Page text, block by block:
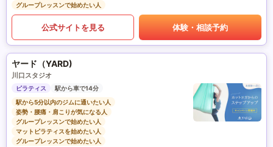
グループレッスンで始めたい人
公式サイトを見る 体験・相談予約
ヤード（YARD)
川口スタジオ
ピラティス
駅から車で14分
駅から5分以内のジムに通いたい人
姿勢・腰痛・肩こりが気になる人
グループレッスンで始めたい人
マットピラティスを始めたい人
グループレッスンで始めたい人